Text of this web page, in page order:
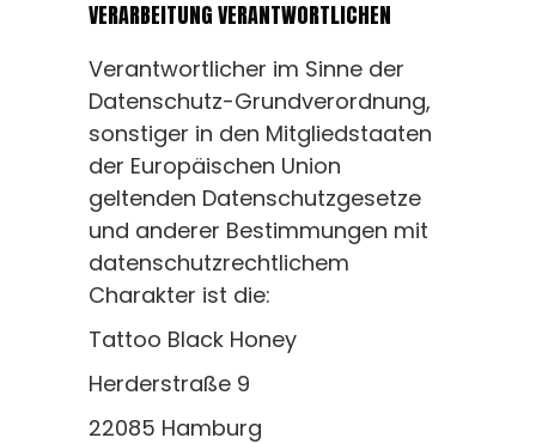
VERARBEITUNG VERANTWORTLICHEN
Verantwortlicher im Sinne der
Datenschutz-Grundverordnung,
sonstiger in den Mitgliedstaaten
der Europäischen Union
geltenden Datenschutzgesetze
und anderer Bestimmungen mit
datenschutzrechtlichem
Charakter ist die:
Tattoo Black Honey
Herderstraße 9
22085 Hamburg